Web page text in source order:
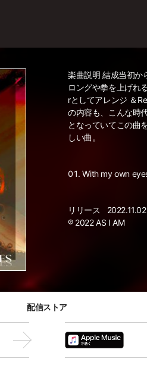
楽曲説明 結成当初か
ロングや拳を上げれ
rとしてアレンジ ＆
の内容も、こんな時
となっていてこの曲
しい曲。
With my own
リリース
2022.11.02
℗ 2022 AS I AM
配信ストア